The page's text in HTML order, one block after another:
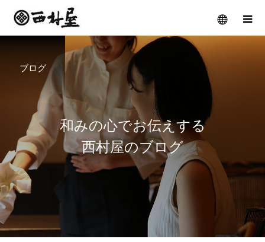
ブログ
和みの心でお伝えする
西村屋のブログ